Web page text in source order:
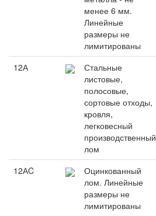
менее 6 мм.
Линейные
размеры не
лимитированы
12А
Стальные
листовые,
полосовые,
сортовые отходы,
кровля,
легковесный
производственный
лом
12АC
Оцинкованный
лом. Линейные
размеры не
лимитированы